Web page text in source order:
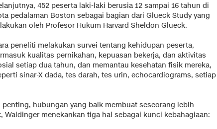
452 peserta laki-laki berusia 12 sampai 16 tahun di
pedalaman Boston sebagai bagian dari Glueck Study yang
oleh Profesor Hukum Harvard Sheldon Glueck.
peneliti melakukan survei tentang kehidupan peserta,
kualitas pernikahan, kepuasan bekerja, dan aktivitas
setiap dua tahun, dan memantau kesehatan fisik mereka,
sinar-X dada, tes darah, tes urin, echocardiograms, setiap
hubungan yang baik membuat seseorang lebih
Waldinger menekankan tiga hal sebagai kunci kebahagiaan: